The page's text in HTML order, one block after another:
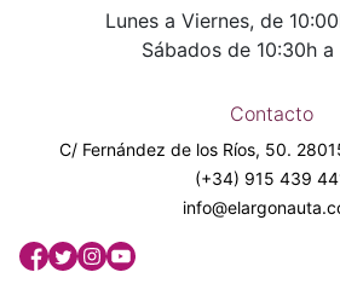
Lunes a Viernes, de
Sábados de 10:30h a
Contacto
C/ Fernández de los Ríos, 50.
(+34) 915 439